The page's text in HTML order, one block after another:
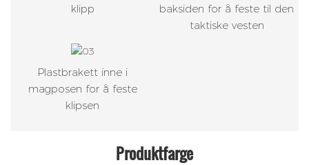
klipp
baksiden for å feste til den
taktiske vesten
Plastbrakett inne i
magposen for å feste
klipsen
Produktfarge